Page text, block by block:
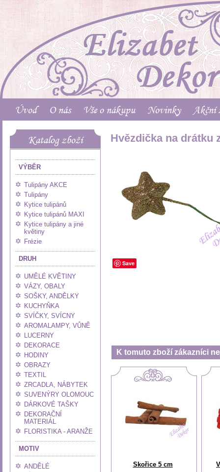
Úvod O nás Vše o nákupu Novinky Akční
Katalog zboží
VÝBĚR
Tulipány AKCE
Tulipány
Kytice tulipánů
Kytice tulipánů MAXI
Kytice tulipány a jiné
květiny
Frézie
DRUH
UMĚLÉ KVĚTINY
VÁZY, OBALY
SOŠKY, ANDĚLKY
KUCHYŇKA
SVÍČKY, SVÍCNY
AROMALAMPY, VŮNĚ
LUCERNY
DEKORACE
HODINY
OBRAZY
TEXTIL
ZRCADLA, NÁBYTEK
SUVENÝRY OLOMOUC
DÁRKOVÉ TAŠKY
DEKORAČNÍ
MATERIÁL
FLORISTIKA - ARANŽE
MOTIV
ANDĚLÉ
Hvězdička na drátku
Save
K tomuto zboží zákazníci
Skořice 5 cm